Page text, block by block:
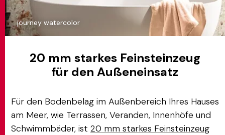
journey watercolor
20 mm starkes Feinsteinzeug
für den Außeneinsatz
Für den Bodenbelag im Außenbereich Ihres Hauses
am Meer, wie Terrassen, Veranden, Innenhöfe und
Schwimmbäder, ist 20 mm starkes Feinsteinzeug